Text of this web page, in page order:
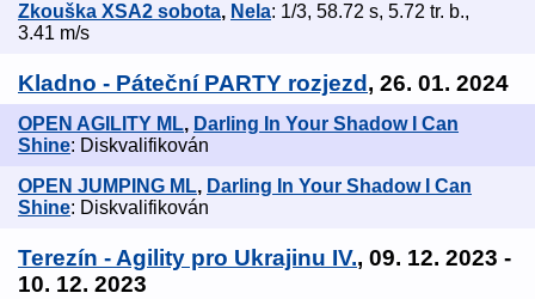
Zkouška XSA2 sobota, Nela: 1/3, 58.72 s, 5.72 tr. b.,
3.41 m/s
Kladno - Páteční PARTY rozjezd , 26. 01. 2024
OPEN AGILITY ML, Darling In Your Shadow I Can
Shine: Diskvalifikován
OPEN JUMPING ML, Darling In Your Shadow I Can
Shine: Diskvalifikován
Terezín - Agility pro Ukrajinu IV., 09. 12. 2023 -
10. 12. 2023